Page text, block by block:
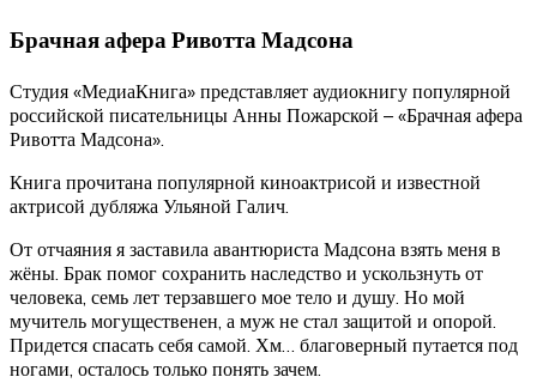
Брачная афера Ривотта Мадсона
Студия «МедиаКнига» представляет аудиокнигу популярной
российской писательницы Анны Пожарской – «Брачная афера
Ривотта Мадсона».
Книга прочитана популярной киноактрисой и известной
актрисой дубляжа Ульяной Галич.
От отчаяния я заставила авантюриста Мадсона взять меня в
жёны. Брак помог сохранить наследство и ускользнуть от
человека, семь лет терзавшего мое тело и душу. Но мой
мучитель могущественен, а муж не стал защитой и опорой.
Придется спасать себя самой. Хм… благоверный путается под
ногами, осталось только понять зачем.